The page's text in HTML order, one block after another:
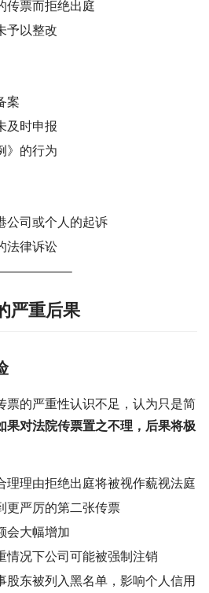
传票而拒绝出庭
予以整改
案
及时申报
》的行为
公司或个人的起诉
法律诉讼
严重后果
票的严重性认识不足，认为只是简
果对法院传票置之不理，后果将极
理理由拒绝出庭将被视作藐视法庭
更严厉的第二张传票
会大幅增加
情况下公司可能被强制注销
股东被列入黑名单，影响个人信用